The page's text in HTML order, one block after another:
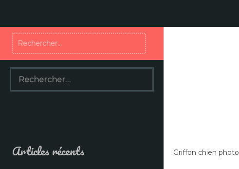
Griffon chien photo
Rechercher :
Rechercher :
Articles récents